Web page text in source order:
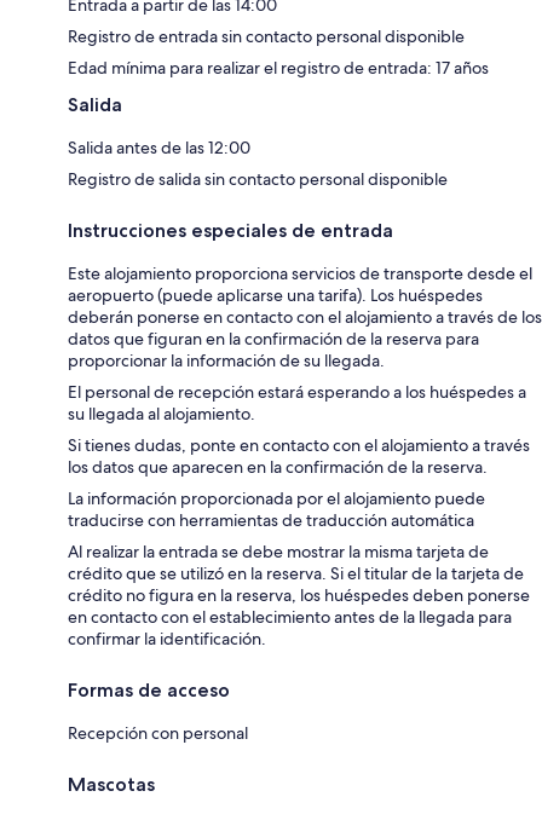
Entrada a partir de las 14:00
Registro de entrada sin contacto personal disponible
Edad mínima para realizar el registro de entrada: 17 años
Salida
Salida antes de las 12:00
Registro de salida sin contacto personal disponible
Instrucciones especiales de entrada
Este alojamiento proporciona servicios de transporte desde el
aeropuerto (puede aplicarse una tarifa). Los huéspedes
deberán ponerse en contacto con el alojamiento a través de los
datos que figuran en la confirmación de la reserva para
proporcionar la información de su llegada.
El personal de recepción estará esperando a los huéspedes a
su llegada al alojamiento.
Si tienes dudas, ponte en contacto con el alojamiento a través
los datos que aparecen en la confirmación de la reserva.
La información proporcionada por el alojamiento puede
traducirse con herramientas de traducción automática
Al realizar la entrada se debe mostrar la misma tarjeta de
crédito que se utilizó en la reserva. Si el titular de la tarjeta de
crédito no figura en la reserva, los huéspedes deben ponerse
en contacto con el establecimiento antes de la llegada para
confirmar la identificación.
Formas de acceso
Recepción con personal
Mascotas